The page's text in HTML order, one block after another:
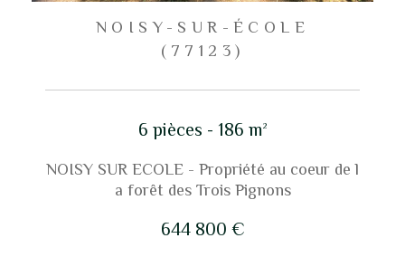
NOISY-SUR-ÉCOLE
(77123)
6 pièces - 186 m²
NOISY SUR ECOLE - Propriété au coeur de l
a forêt des Trois Pignons
644 800 €